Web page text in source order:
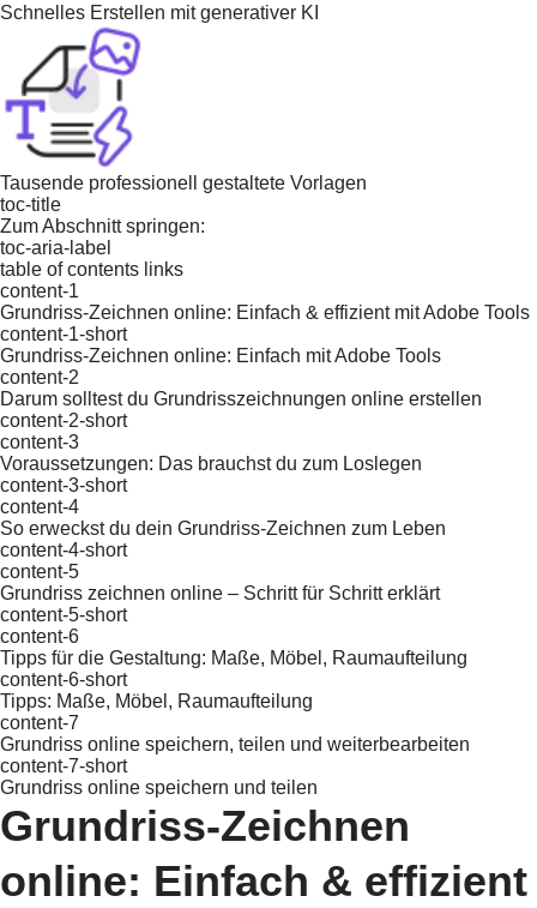
Schnelles Erstellen mit generativer KI
Tausende professionell gestaltete Vorlagen
toc-title
Zum Abschnitt springen:
toc-aria-label
table of contents links
content-1
Grundriss-Zeichnen online: Einfach & effizient mit Adobe Tools
content-1-short
Grundriss-Zeichnen online: Einfach mit Adobe Tools
content-2
Darum solltest du Grundrisszeichnungen online erstellen
content-2-short
content-3
Voraussetzungen: Das brauchst du zum Loslegen
content-3-short
content-4
So erweckst du dein Grundriss-Zeichnen zum Leben
content-4-short
content-5
Grundriss zeichnen online – Schritt für Schritt erklärt
content-5-short
content-6
Tipps für die Gestaltung: Maße, Möbel, Raumaufteilung
content-6-short
Tipps: Maße, Möbel, Raumaufteilung
content-7
Grundriss online speichern, teilen und weiterbearbeiten
content-7-short
Grundriss online speichern und teilen
Grundriss-Zeichnen
online: Einfach & effizient